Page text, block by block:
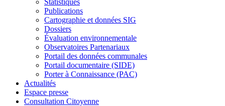
Statistiques
Publications
Cartographie et données SIG
Dossiers
Évaluation environnementale
Observatoires Partenariaux
Portail des données communales
Portail documentaire (SIDE)
Porter à Connaissance (PAC)
Actualités
Espace presse
Consultation Citoyenne